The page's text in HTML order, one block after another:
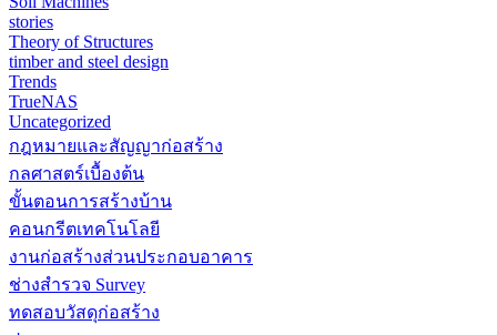
stories
Theory of Structures
timber and steel design
Trends
TrueNAS
Uncategorized
กฎหมายและสัญญาก่อสร้าง
กลศาสตร์เบื้องต้น
ขั้นตอนการสร้างบ้าน
คอนกรีตเทคโนโลยี
งานก่อสร้างส่วนประกอบอาคาร
ช่างสำรวจ Survey
ทดสอบวัสดุก่อสร้าง